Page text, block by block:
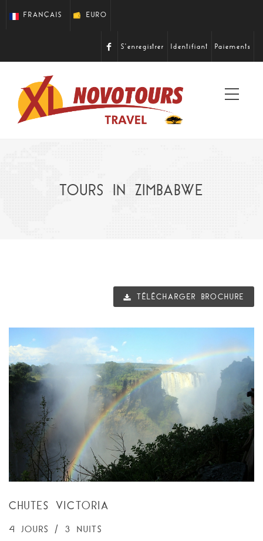
FRANÇAIS EURO
S'enregistrer Identifiant Paiements
TOURS IN ZIMBABWE
TÉLÉCHARGER BROCHURE
CHUTES VICTORIA
4 JOURS / 3 NUITS